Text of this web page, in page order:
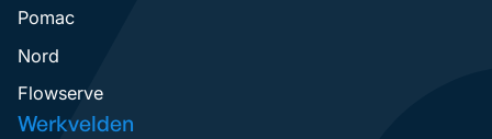
Pomac
Nord
Flowserve
Werkvelden